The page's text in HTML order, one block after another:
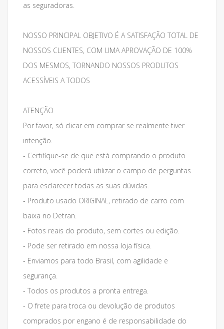
as seguradoras.
NOSSO PRINCIPAL OBJETIVO É A SATISFAÇÃO TOTAL DE
NOSSOS CLIENTES, COM UMA APROVAÇÃO DE 100%
DOS MESMOS, TORNANDO NOSSOS PRODUTOS
ACESSÍVEIS A TODOS
ATENÇÃO
Por favor, só clicar em comprar se realmente tiver
intenção.
- Certifique-se de que está comprando o produto
correto, você poderá utilizar o campo de perguntas
para esclarecer todas as suas dúvidas.
- Produto usado ORIGINAL, retirado de carro com
baixa no Detran.
- Fotos reais do produto, sem cortes ou edição.
- Pode ser retirado em nossa loja física.
- Enviamos para todo Brasil, com agilidade e
segurança.
- Todos os produtos a pronta entrega.
- O frete para troca ou devolução de produtos
comprados por engano é de responsabilidade do